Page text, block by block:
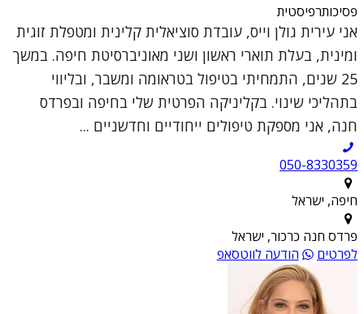
פסיכותרפיסטית
אני עירית גולן וייס, עובדת סוציאלית קלינית ומטפלת זוגית
ומינית, בעלת תוארי ראשון ושני מאוניברסיטת חיפה. במשך
25 שנים, התמחיתי בטיפול בטראומה ומשבר, ובליווי
בתהליכי שינוי. בקליניקה הפרטית שלי בחיפה ובפרדס
חנה, אני מספקת טיפולים ייחודיים וחדשניים ...
050-8330359
חיפה, ישראל
פרדס חנה כרכור, ישראל
לפרטים
הודעה לווטסאפ